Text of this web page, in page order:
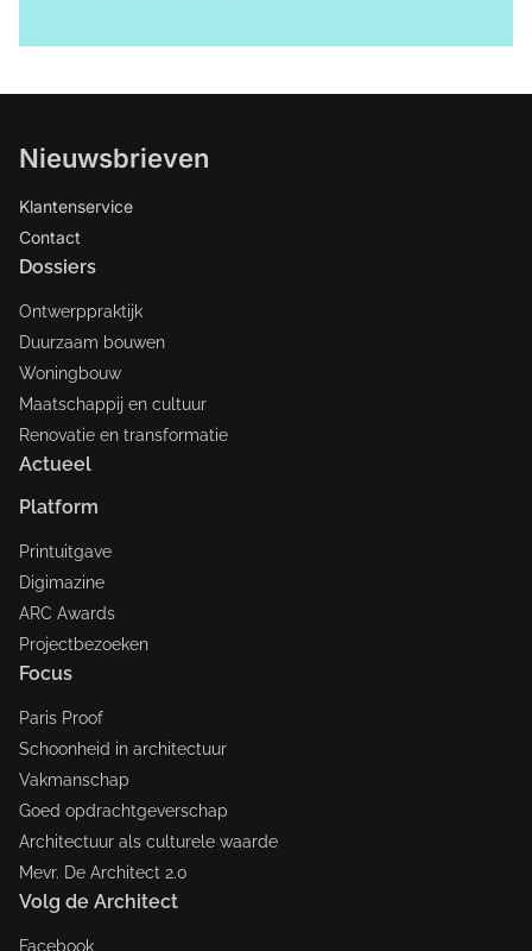
Nieuwsbrieven
Klantenservice
Contact
Dossiers
Ontwerppraktijk
Duurzaam bouwen
Woningbouw
Maatschappij en cultuur
Renovatie en transformatie
Actueel
Platform
Printuitgave
Digimazine
ARC Awards
Projectbezoeken
Focus
Paris Proof
Schoonheid in architectuur
Vakmanschap
Goed opdrachtgeverschap
Architectuur als culturele waarde
Mevr. De Architect 2.0
Volg de Architect
Facebook